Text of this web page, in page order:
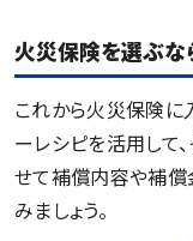
火災保険を選ぶな
これから火災保険に
ーレシピを活用して
せて補償内容や補償
みましょう。